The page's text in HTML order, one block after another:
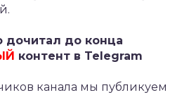
дочитал до конца
контент в Telegram
канала мы публикуем